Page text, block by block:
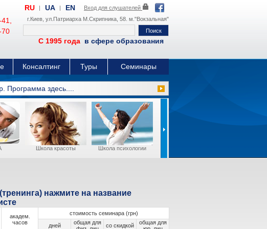
70
RU | UA | EN
Вход для слушателей
г.Киев, ул.Патриарха М.Скрипника, 58. м."Вокзальная"
С 1995 года в сфере образования
Консалтинг Туры Семинары
Программа здесь....
Школа красоты Школа психологии
нажмите на название
академ.
часов
стоимость семинара (грн)
дней
общая для
со скидкой
общая для